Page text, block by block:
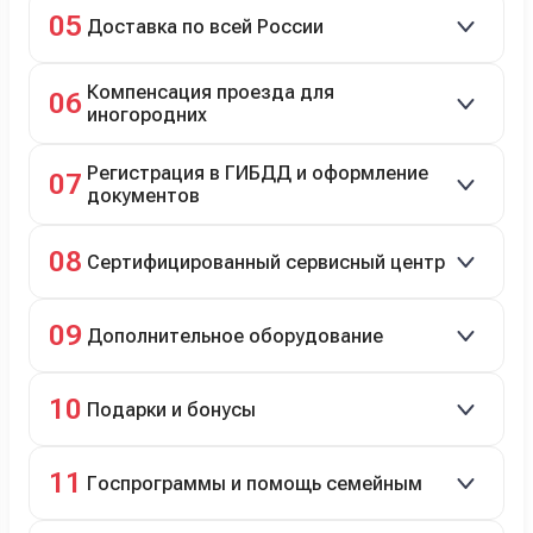
05 Доставка по всей России
06 Компенсация проезда для
иногородних
07 Регистрация в ГИБДД и оформление
документов
08 Сертифицированный сервисный центр
технический ремонт.
09 Дополнительное оборудование
10 Подарки и бонусы
программе лояльности.
11 Госпрограммы и помощь семейным